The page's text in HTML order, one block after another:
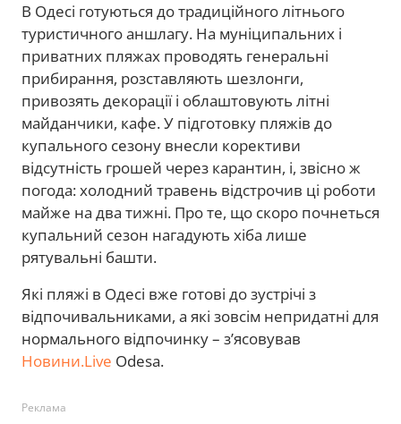
В Одесі готуються до традиційного літнього
туристичного аншлагу. На муніципальних і
приватних пляжах проводять генеральні
прибирання, розставляють шезлонги,
привозять декорації і облаштовують літні
майданчики, кафе. У підготовку пляжів до
купального сезону внесли корективи
відсутність грошей через карантин, і, звісно ж
погода: холодний травень відстрочив ці роботи
майже на два тижні. Про те, що скоро почнеться
купальний сезон нагадують хіба лише
рятувальні башти.
Які пляжі в Одесі вже готові до зустрічі з
відпочивальниками, а які зовсім непридатні для
нормального відпочинку – з’ясовував
Новини.Live Odesa.
Реклама